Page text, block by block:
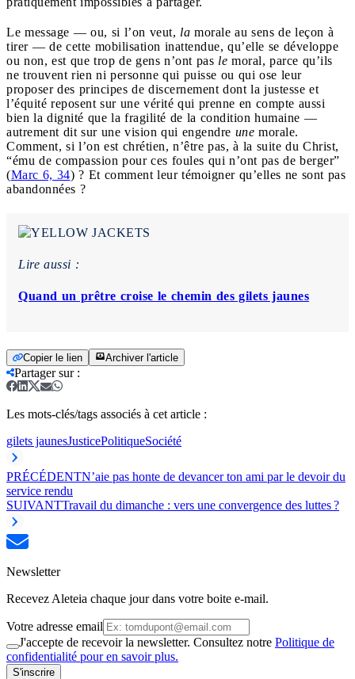
Le message — ou, si l’on veut, la morale au sens de leçon à
tirer — de cette mobilisation inattendue, qu’elle se développe
ou non, est que trop de gens n’ont pas le moral, parce qu’ils
ne trouvent rien ni personne qui puisse ou qui ose leur
proposer des principes de discernement dont la justesse et
l’équité reposent sur une vérité qui prenne en compte aussi
bien la dignité que la fragilité de la condition humaine —
autrement dit sur une vision qui engendre une morale.
Comment, si l’on est chrétien, n’être pas, à la suite du Christ,
“ému de compassion pour ces foules qui n’ont pas de berger”
(Marc 6, 34) ? Et comment leur témoigner qu’elles ne sont pas
abandonnées ?
Lire aussi :
Quand un prêtre croise le chemin des gilets jaunes
Copier le lien Archiver l'article
Partager sur:
Les mots-clés/tags associés à cet article :
gilets jaunesJusticePolitiqueSociété
PRÉCÉDENTN’aie pas honte de devancer ton ami par le devoir du
service rendu
SUIVANTTravail du dimanche : vers une convergence des luttes ?
Newsletter
Recevez Aleteia chaque jour dans votre boite e-mail.
Votre adresse email
J'accepte de recevoir la newsletter. Consultez notre Politique de
confidentialité pour en savoir plus.
S'inscrire